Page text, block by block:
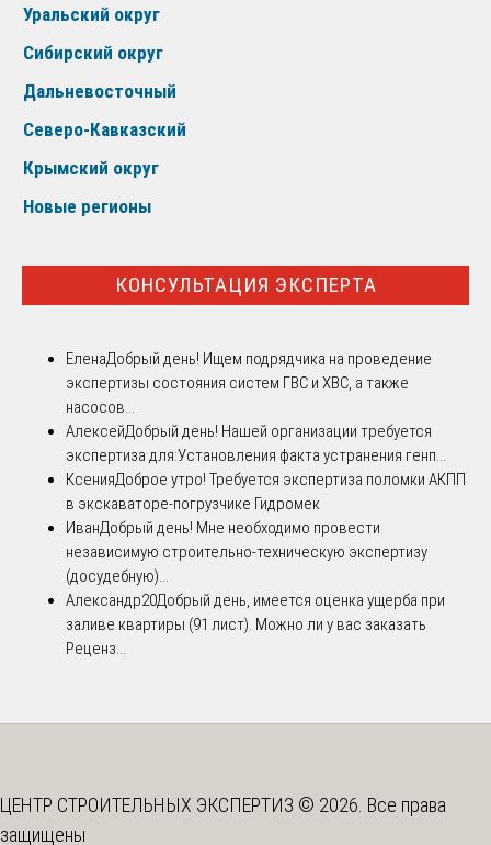
Уральский округ
Сибирский округ
Дальневосточный
Северо-Кавказский
Крымский округ
Новые регионы
КОНСУЛЬТАЦИЯ ЭКСПЕРТА
ЕленаДобрый день! Ищем подрядчика на проведение
экспертизы состояния систем ГВС и ХВС, а также
насосов...
АлексейДобрый день! Нашей организации требуется
экспертиза для:Установления факта устранения генп...
КсенияДоброе утро! Требуется экспертиза поломки АКПП
в экскаваторе-погрузчике Гидромек
ИванДобрый день! Мне необходимо провести
независимую строительно-техническую экспертизу
(досудебную)...
Александр20Добрый день, имеется оценка ущерба при
заливе квартиры (91 лист). Можно ли у вас заказать
Реценз...
ЦЕНТР СТРОИТЕЛЬНЫХ ЭКСПЕРТИЗ © 2026. Все права
защищены